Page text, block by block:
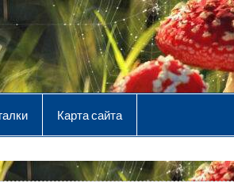
Карта сайта